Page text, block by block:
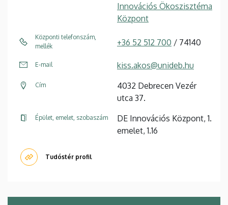
Innovációs Ökoszisztéma
Központ
Központi telefonszám,
mellék
+36 52 512 700 / 74140
E-mail kiss.akos@unideb.hu
Cím
4032 Debrecen Vezér
utca 37.
Épület, emelet, szobaszám
DE Innovációs Központ, 1.
emelet, 1.16
Tudóstér profil